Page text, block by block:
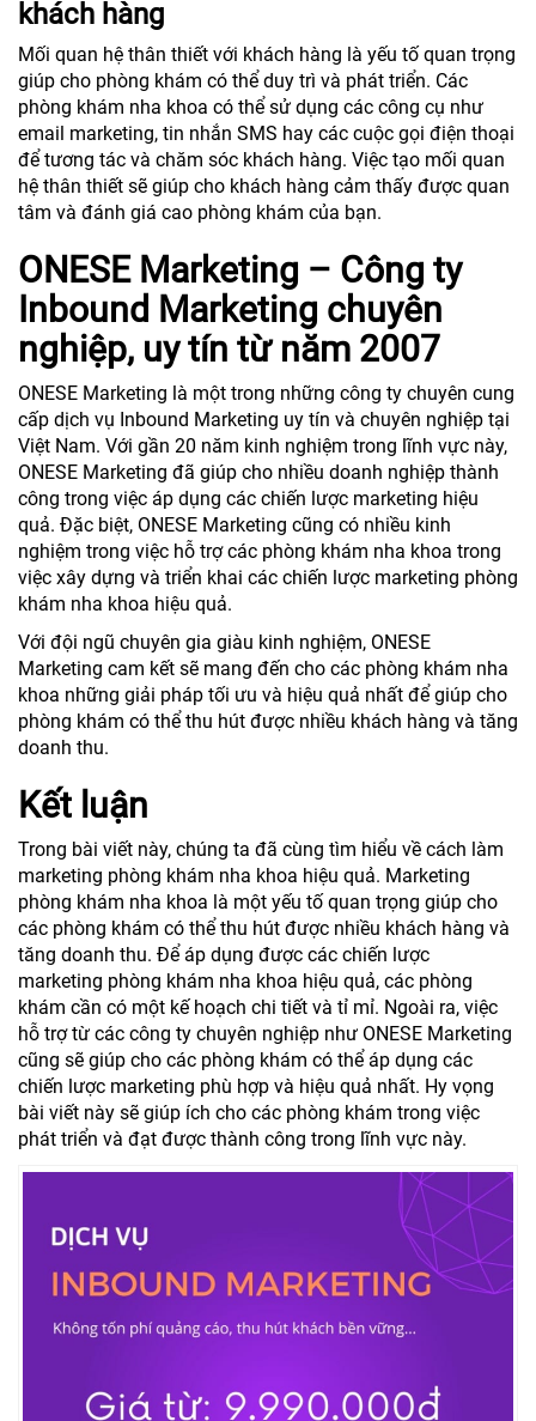
khách hàng
Mối quan hệ thân thiết với khách hàng là yếu tố quan trọng
giúp cho phòng khám có thể duy trì và phát triển. Các
phòng khám nha khoa có thể sử dụng các công cụ như
email marketing, tin nhắn SMS hay các cuộc gọi điện thoại
để tương tác và chăm sóc khách hàng. Việc tạo mối quan
hệ thân thiết sẽ giúp cho khách hàng cảm thấy được quan
tâm và đánh giá cao phòng khám của bạn.
ONESE Marketing – Công ty
Inbound Marketing chuyên
nghiệp, uy tín từ năm 2007
ONESE Marketing là một trong những công ty chuyên cung
cấp dịch vụ Inbound Marketing uy tín và chuyên nghiệp tại
Việt Nam. Với gần 20 năm kinh nghiệm trong lĩnh vực này,
ONESE Marketing đã giúp cho nhiều doanh nghiệp thành
công trong việc áp dụng các chiến lược marketing hiệu
quả. Đặc biệt, ONESE Marketing cũng có nhiều kinh
nghiệm trong việc hỗ trợ các phòng khám nha khoa trong
việc xây dựng và triển khai các chiến lược marketing phòng
khám nha khoa hiệu quả.
Với đội ngũ chuyên gia giàu kinh nghiệm, ONESE
Marketing cam kết sẽ mang đến cho các phòng khám nha
khoa những giải pháp tối ưu và hiệu quả nhất để giúp cho
phòng khám có thể thu hút được nhiều khách hàng và tăng
doanh thu.
Kết luận
Trong bài viết này, chúng ta đã cùng tìm hiểu về cách làm
marketing phòng khám nha khoa hiệu quả. Marketing
phòng khám nha khoa là một yếu tố quan trọng giúp cho
các phòng khám có thể thu hút được nhiều khách hàng và
tăng doanh thu. Để áp dụng được các chiến lược
marketing phòng khám nha khoa hiệu quả, các phòng
khám cần có một kế hoạch chi tiết và tỉ mỉ. Ngoài ra, việc
hỗ trợ từ các công ty chuyên nghiệp như ONESE Marketing
cũng sẽ giúp cho các phòng khám có thể áp dụng các
chiến lược marketing phù hợp và hiệu quả nhất. Hy vọng
bài viết này sẽ giúp ích cho các phòng khám trong việc
phát triển và đạt được thành công trong lĩnh vực này.